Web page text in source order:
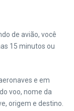
de avião, você
15 minutos ou
e em
voo, nome da
origem e destino.